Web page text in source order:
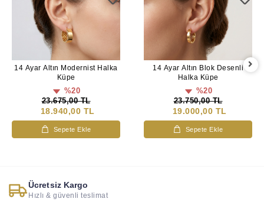
14 Ayar Altın Modernist Halka
Küpe
%20
23.675,00 TL
18.940,00 TL
Sepete Ekle
14 Ayar Altın Blok Desenli
Halka Küpe
%20
23.750,00 TL
19.000,00 TL
Sepete Ekle
Ücretsiz Kargo
Hızlı & güvenli teslimat